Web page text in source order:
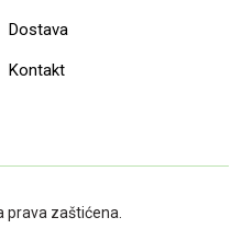
Dostava
Kontakt
prava zaštićena.